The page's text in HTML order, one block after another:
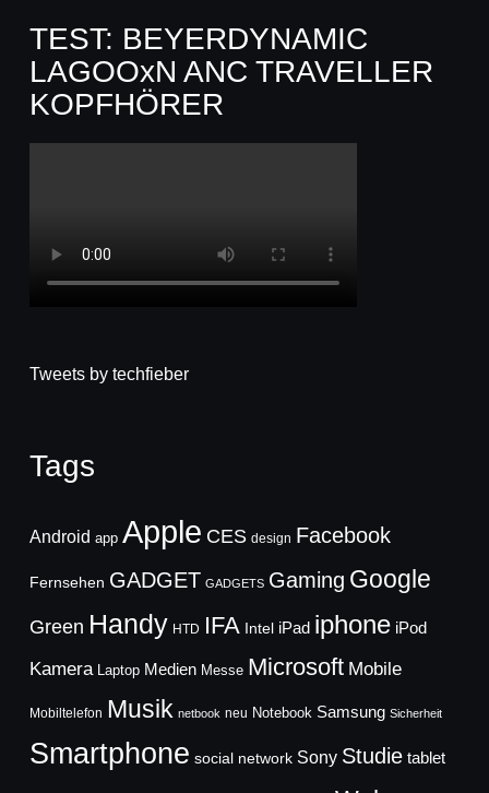
TEST: BEYERDYNAMIC
LAGOOxN ANC TRAVELLER
KOPFHÖRER
Tweets by techfieber
Tags
Android app Apple CES design Facebook
Fernsehen GADGET GADGETS Gaming Google
Green Handy HTD IFA Intel iPad iphone iPod
Kamera Laptop Medien Messe Microsoft Mobile
Mobiltelefon Musik netbook neu Notebook Samsung Sicherheit
Smartphone social network Sony Studie tablet